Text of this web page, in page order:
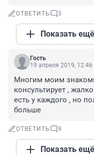
ОТВЕТИТЬ 3
Показать
Гость
19 апреля 2019, 12:46
Многим моим
консультирует ,
есть у каждого , но
больше
ОТВЕТИТЬ 9
Показать